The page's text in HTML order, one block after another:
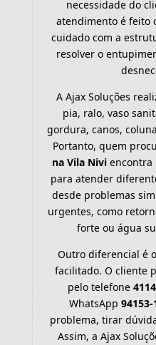
necessidade do
atendimento é feito
cuidado com a
resolver o
A Ajax Soluções
pia, ralo, vaso
gordura, canos,
Portanto, quem
na Vila Nivi encontra
para atender
desde problemas
urgentes, como
forte ou água
Outro diferencial é
facilitado. O cliente
pelo telefone
WhatsApp 94153-
problema, tirar
Assim, a Ajax